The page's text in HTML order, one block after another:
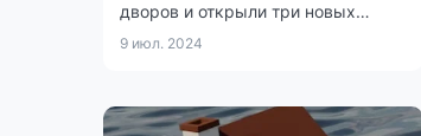
дворов и открыли три новых
общественных пространства,
9 июл. 2024